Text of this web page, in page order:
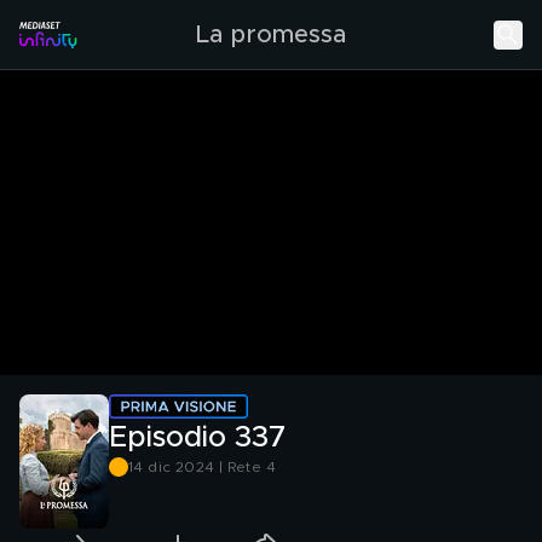
La promessa
Episodio 337
14 dic 2024 | Rete 4